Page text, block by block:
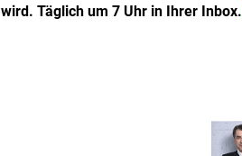
wird. Täglich um 7 Uhr in Ihrer Inbox.